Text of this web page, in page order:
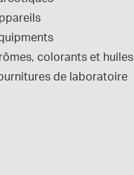
colorants et huiles
de laboratoire